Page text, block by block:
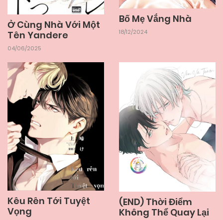
Ở Cùng Nhà Với Một
Tên Yandere
04/06/2025
Bố Mẹ Vắng Nhà
18/12/2024
Kêu Rên Tới Tuyệt
Vọng
(END) Thời Điểm
Không Thể Quay Lại